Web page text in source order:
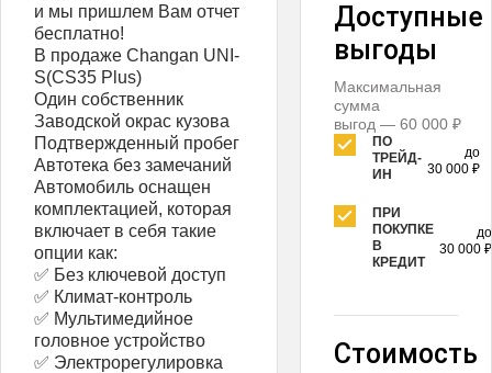
и мы пришлем Вам отчет
бесплатно!
В продаже Changan UNI-
S(CS35 Plus)
Один собственник
Заводской окрас кузова
Подтвержденный пробег
Автотека без замечаний
Автомобиль оснащен
комплектацией, которая
включает в себя такие
опции как:
✅ Без ключевой доступ
✅ Климат-контроль
✅ Мультимедийное
головное устройство
✅ Электрорегулировка
Доступные
выгоды
Максимальная
сумма
выгод — 60 000 ₽
ПО
ТРЕЙД-
ИН
до
30 000 ₽
ПРИ
ПОКУПКЕ
В
КРЕДИТ
до
30 000 ₽
Стоимость